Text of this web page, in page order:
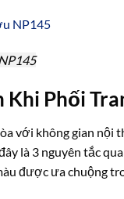
Khi Phối
với không gian nội
là 3 nguyên tắc
được ưa chuộng